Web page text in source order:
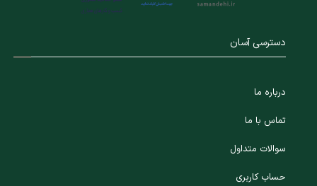
دسترسی آسان
درباره ما
تماس با ما
سوالات متداول
حساب کاربری